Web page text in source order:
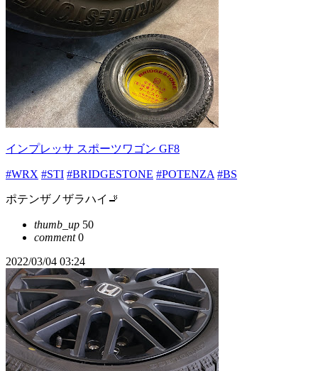
インプレッサ スポーツワゴン GF8
#WRX #STI #BRIDGESTONE #POTENZA #BS
ポテンザノザラハイ🚬
thumb_up 50
comment0
2022/03/04 03:24